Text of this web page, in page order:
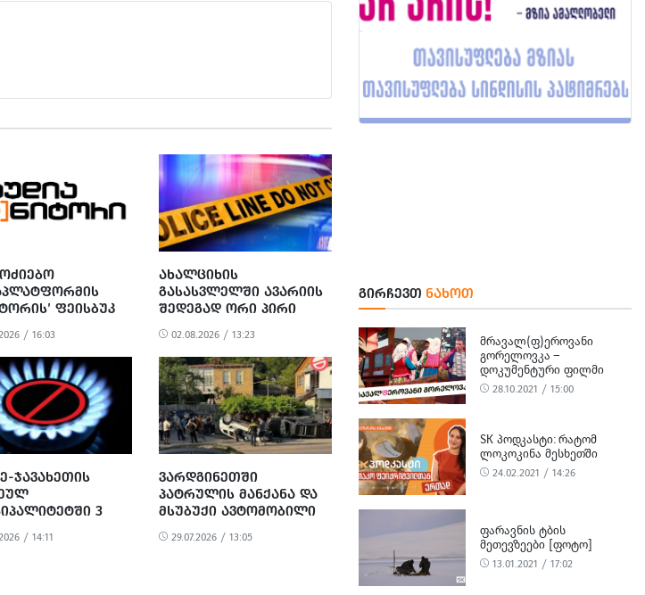
ᲤᲔᲘᲡᲑᲣᲙ
ᲐᲦᲐᲠ ᲘᲫᲔᲑᲜᲔᲑᲐ
/ 16:03
ᲯᲐᲕᲐᲮᲔᲗᲘᲡ
3
ᲒᲐᲘᲗᲘᲨᲔᲑᲐ
/ 14:11
ᲐᲮᲐᲚᲪᲘᲮᲘᲡ
ᲒᲐᲡᲐᲡᲕᲚᲔᲚᲨᲘ ᲐᲕᲐᲠᲘᲘᲡ
ᲨᲔᲓᲔᲒᲐᲓ ᲝᲠᲘ ᲞᲘᲠᲘ
ᲓᲐᲨᲐᲕᲓᲐ
02.08.2026 / 13:23
ᲕᲐᲠᲓᲒᲘᲜᲔᲗᲨᲘ
ᲞᲐᲢᲠᲣᲚᲘᲡ ᲛᲐᲜᲥᲐᲜᲐ ᲓᲐ
ᲛᲡᲣᲑᲣᲥᲘ ᲐᲕᲢᲝᲛᲝᲑᲘᲚᲘ
ᲔᲠᲗᲛᲐᲜᲔᲗᲡ ᲨᲔᲔᲯᲐᲮᲜᲔᲜ
29.07.2026 / 13:05
ᲒᲘᲠᲩᲔᲕᲗ ᲜᲐᲮᲝᲗ
ᲛᲠᲐᲕᲐᲚ(Ფ)ᲔᲠᲝᲕᲐᲜᲘ
ᲒᲝᲠᲔᲚᲝᲕᲙᲐ –
ᲓᲝᲙᲣᲛᲔᲜᲢᲣᲠᲘ ᲤᲘᲚᲛᲘ
28.10.2021 / 15:00
SK ᲞᲝᲓᲙᲐᲡᲢᲘ: ᲠᲐᲢᲝᲛ
ᲚᲝᲙᲝᲙᲘᲜᲐ ᲛᲔᲡᲮᲔᲗᲨᲘ
24.02.2021 / 14:26
ᲤᲐᲠᲐᲕᲜᲘᲡ ᲢᲑᲘᲡ
ᲛᲔᲗᲔᲕᲖᲔᲔᲑᲘ [ᲤᲝᲢᲝ]
13.01.2021 / 17:02